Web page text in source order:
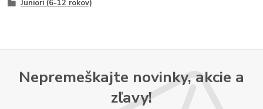
Juniori (6-12 rokov)
Nepremeškajte novinky, akcie a
zľavy!